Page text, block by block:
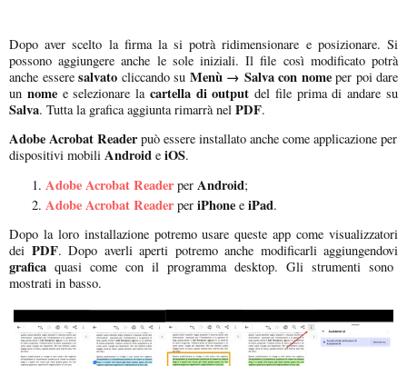
Dopo aver scelto la firma la si potrà ridimensionare e posizionare. Si
possono aggiungere anche le sole iniziali. Il file così modificato potrà
anche esseresalvato cliccando su Menù → Salva con nomeper poi dare
un nomee selezionare la cartella di output del file prima di andare su
Salva. Tutta la grafica aggiunta rimarrà nel PDF.
Adobe Acrobat Readerpuò essere installato anche come applicazione per
dispositivi mobili Android e iOS.
Adobe Acrobat Readerper Android;
Adobe Acrobat Readerper iPhone e iPad.
Dopo la loro installazione potremo usare queste app come visualizzatori
dei PDF. Dopo averli aperti potremo anche modificarli aggiungendovi
grafica quasi come con il programma desktop. Gli strumenti sono
mostrati in basso.